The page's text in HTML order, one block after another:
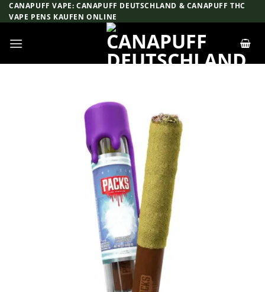
Zum
Inhalt
CANAPUFF VAPE: CANAPUFF DEUTSCHLAND & CANAPUFF THC
VAPE PENS KAUFEN ONLINE